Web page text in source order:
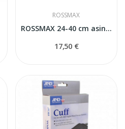
ROSSMAX
ROSSMAX 24-40 cm asinsspiedeina mērītāja manšete
17,50 €